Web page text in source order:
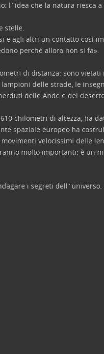
che la natura riesca
stelle.
e agli altri un contatto così
perché allora non si fa».
di distanza: sono
delle strade, le
delle Ande e del
chilometri di altezza, ha
spaziale europeo ha
velocissimi delle
molto importanti: è un
i segreti